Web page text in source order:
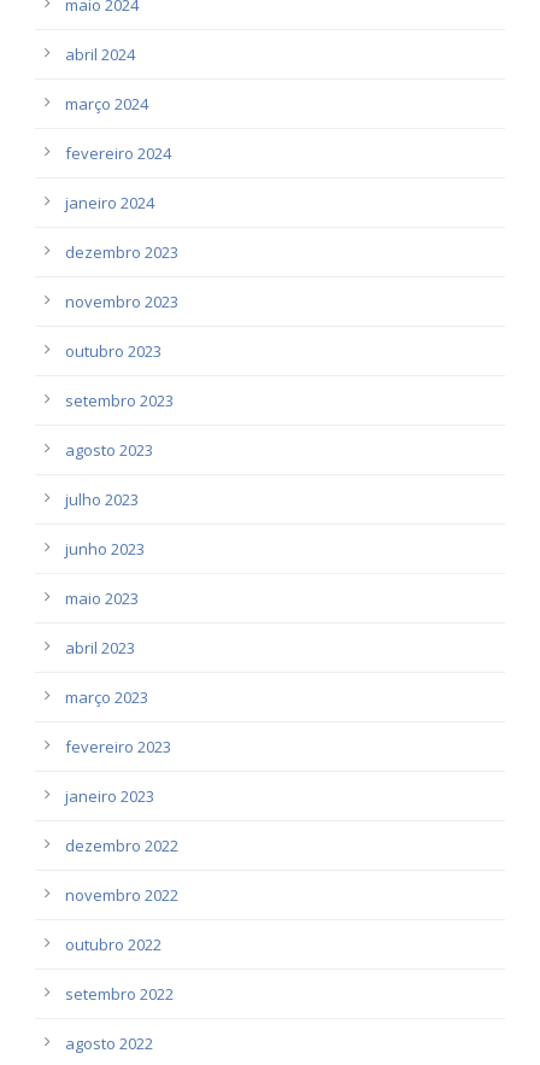
maio 2024
abril 2024
março 2024
fevereiro 2024
janeiro 2024
dezembro 2023
novembro 2023
outubro 2023
setembro 2023
agosto 2023
julho 2023
junho 2023
maio 2023
abril 2023
março 2023
fevereiro 2023
janeiro 2023
dezembro 2022
novembro 2022
outubro 2022
setembro 2022
agosto 2022